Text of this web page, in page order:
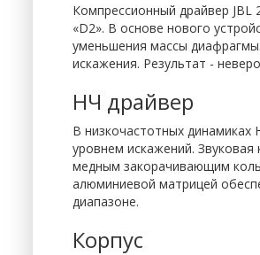
Компрессионный драйвер JBL
«D2». В основе нового
уменьшения массы
искажения. Результат -
НЧ драйвер
В низкочастотных
уровнем искажений.
медным закорачивающим
алюминиевой матрицей
диапазоне.
Корпус